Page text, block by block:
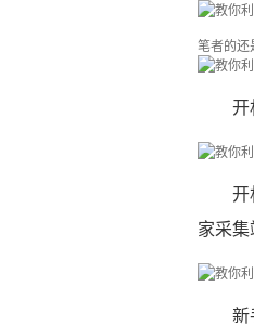
笔者的还
开
开
家采集
新